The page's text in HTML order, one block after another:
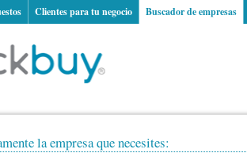
Clientes para tu negocio Buscador de empresas
la empresa que necesites: